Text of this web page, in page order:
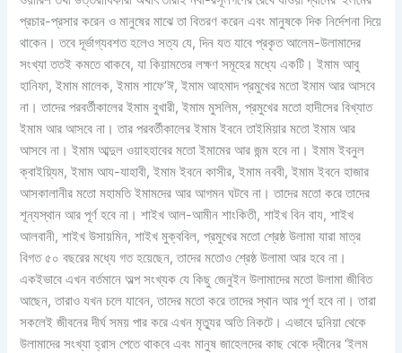
প্রচার-প্রসার করেন ও মানুষের মাঝে তা বিতরণ করেন এবং মানুষকে দিক নির্দেশনা দিয়ে
থাকেন। তবে দূর্ভাগ্যবশত হলেও সত্য যে, দিন যত যাবে প্রকৃত আলেম-উলামাদের
সংখ্যা ততই কমতে থাকবে, যা কিয়ামতের লক্ষণ সমূহের মধ্যে একটি। ইমাম আবু
হানিফা, ইমাম মালেক, ইমাম শাফে’ঈ, ইমাম আহমাদ প্রমুখের মতো ইমাম আর আসবে
না। তাদের পরবর্তীকালের ইমাম বুখারী, ইমাম মুসলিম, প্রমুখের মতো হাদীসের বিখ্যাত
ইমাম আর আসবে না। তার পরবর্তীকালের ইমাম ইবনে তাইমিয়ার মতো ইমাম আর
আসবে না। ইমাম আব্দুল ওয়াহহাবের মতো ইমামের আর জন্ম হবে না। ইমাম ইবনুল
ক্বাইয়্যিম, ইমাম আয-যাহাবী, ইমাম ইবনে কাসীর, ইমাম নববী, ইমাম ইবনে হাজার
আসকালানীর মতো মহামতি ইমামদের আর আগমন ঘটবে না। তাদের মতো করে তাদের
শূন্যস্থান আর পূর্ণ হবে না। শাইখ আল-আমীন শাংকিতী, শাইখ বিন বায, শাইখ
আলবানী, শাইখ উসায়মিন, শাইখ মুক্ববিল, প্রমুখের মতো শ্রেষ্ঠ উলামা যারা মাত্র
বিগত ৫০ বছরের মধ্যে গত হয়েছেন, তাদের মতোও শ্রেষ্ঠ উলামা আর হবে না।
একইভাবে এখন বর্তমানে অল্প সংখ্যক যে কিছু জেনুইন উলামাদের মতো উলামা জীবিত
আছেন, তারাও যখন চলে যাবেন, তাদের মতো করে তাদের স্থান আর পূর্ণ হবে না। তারা
সকলেই জীবনের দীর্ঘ সময় পার করে এখন মৃত্যুর অতি নিকটে। এভাবে দুনিয়া থেকে
উলামাদের সংখ্যা হ্রাস পেতে থাকবে এবং মানুষ জাহেলদের কাছ থেকে দ্বীনের ‘ইলম